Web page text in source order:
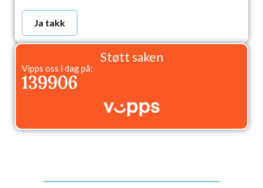
Ja takk
Støtt saken
Vipps oss i dag på:
139906